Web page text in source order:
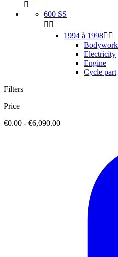

600 SS
 
1994 à 1998 
Bodywork
Electricity
Engine
Cycle part
Filters
Price
€0.00 - €6,090.00